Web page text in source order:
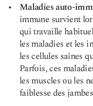
Maladies auto-
immune survient
qui travaille
les maladies et les
les cellules saines
Parfois, ces
les muscles ou les
faiblesse des